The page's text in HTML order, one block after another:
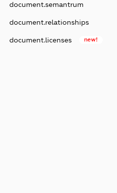
document.semantrum
document.relationships
document.licenses new!